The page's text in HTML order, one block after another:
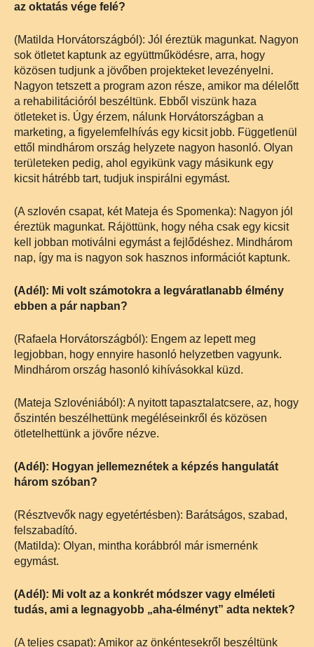
az oktatás vége felé?
(Matilda Horvátországból): Jól éreztük magunkat. Nagyon
sok ötletet kaptunk az együttműködésre, arra, hogy
közösen tudjunk a jövőben projekteket levezényelni.
Nagyon tetszett a program azon része, amikor ma délelőtt
a rehabilitációról beszéltünk. Ebből viszünk haza
ötleteket is. Úgy érzem, nálunk Horvátországban a
marketing, a figyelemfelhívás egy kicsit jobb. Függetlenül
ettől mindhárom ország helyzete nagyon hasonló. Olyan
területeken pedig, ahol egyikünk vagy másikunk egy
kicsit hátrébb tart, tudjuk inspirálni egymást.
(A szlovén csapat, két Mateja és Spomenka): Nagyon jól
éreztük magunkat. Rájöttünk, hogy néha csak egy kicsit
kell jobban motiválni egymást a fejlődéshez. Mindhárom
nap, így ma is nagyon sok hasznos információt kaptunk.
(Adél): Mi volt számotokra a legváratlanabb élmény
ebben a pár napban?
(Rafaela Horvátországból): Engem az lepett meg
legjobban, hogy ennyire hasonló helyzetben vagyunk.
Mindhárom ország hasonló kihívásokkal küzd.
(Mateja Szlovéniából): A nyitott tapasztalatcsere, az, hogy
őszintén beszélhettünk megéléseinkről és közösen
ötletelhettünk a jövőre nézve.
(Adél): Hogyan jellemeznétek a képzés hangulatát
három szóban?
(Résztvevők nagy egyetértésben): Barátságos, szabad,
felszabadító.
(Matilda): Olyan, mintha korábbról már ismernénk
egymást.
(Adél): Mi volt az a konkrét módszer vagy elméleti
tudás, ami a legnagyobb „aha-élményt” adta nektek?
(A teljes csapat): Amikor az önkéntesekről beszéltünk